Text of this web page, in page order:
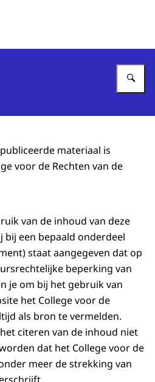
materiaal is
voor de Rechten van de
van de inhoud van deze
bij een bepaald onderdeel
staat aangegeven dat op
beperking van
je om bij het gebruik van
het College voor de
als bron te vermelden.
citeren van de inhoud niet
dat het College voor de
meer de strekking van